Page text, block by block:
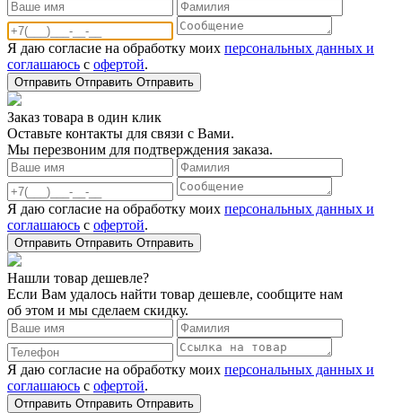
Я даю согласие на обработку моих персональных данных и
соглашаюсь с офертой.
Отправить Отправить Отправить
Заказ товара в один клик
Оставьте контакты для связи с Вами.
Мы перезвоним для подтверждения заказа.
Я даю согласие на обработку моих персональных данных и
соглашаюсь с офертой.
Отправить Отправить Отправить
Нашли товар дешевле?
Если Вам удалось найти товар дешевле, сообщите нам
об этом и мы сделаем скидку.
Я даю согласие на обработку моих персональных данных и
соглашаюсь с офертой.
Отправить Отправить Отправить